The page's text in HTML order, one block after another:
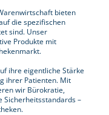
bieten
die spezifischen
sind. Unser
Produkte mit
ihre eigentliche Stärke
ihrer Patienten. Mit
wir Bürokratie,
Sicherheitsstandards –